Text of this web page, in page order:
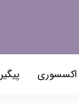
اکسسوری